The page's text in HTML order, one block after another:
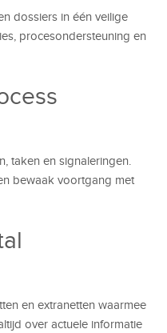
dossiers in één veilige
procesondersteuning en
taken en signaleringen.
bewaak voortgang met
en extranetten waarmee
over actuele informatie